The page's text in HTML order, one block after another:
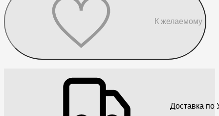
К желаемому
Доставка по